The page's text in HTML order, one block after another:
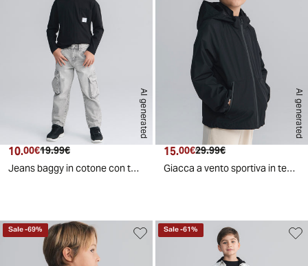
AI generated
Prezzo attuale
10.00€ Prezzo originale
19.99€
Jeans baggy in cotone con tache e vita elastica - Grigio
AI generated
Prezzo attuale
15.00€ Prezzo originale
29.99€
Giacca a vento sportiva in tessuto tecnico - Nero
Sale-69% Sale-61%